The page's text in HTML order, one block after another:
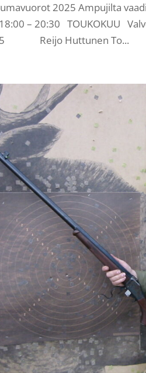
2025 Ampujilta
18:00 – 20:30
15 Reijo Huttunen To...